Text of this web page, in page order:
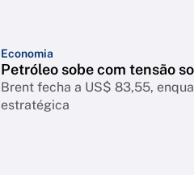
Economia
Petróleo sobe com tensão
Brent fecha a US$ 83,55,
estratégica